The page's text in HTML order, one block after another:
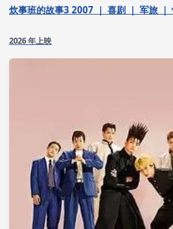
炊事班的故事3 2007 ｜ 喜剧 ｜ 军旅 ｜
2026 年上映